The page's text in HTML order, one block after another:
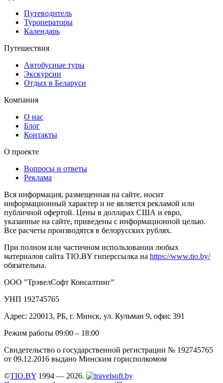
Путеводитель
Туроператоры
Календарь
Путешествия
Автобусные туры
Экскурсии
Отдых в Беларуси
Компания
О нас
Блог
Контакты
О проекте
Вопросы и ответы
Реклама
Вся информация, размещенная на сайте, носит
информационный характер и не является рекламой или
публичной офертой. Цены в долларах США и евро,
указанные на сайте, приведены с информационной целью.
Все расчеты производятся в белорусских рублях.
При полном или частичном использовании любых
материалов сайта TIO.BY гиперссылка на https://www.tio.by/
обязательна.
ООО "ТрэвелСофт Консалтинг"
УНП 192745765
Адрес: 220013, РБ, г. Минск, ул. Кульман 9, офис 391
Режим работы 09:00 – 18:00
Свидетельство о государственной регистрации № 192745765
от 09.12.2016 выдано Минским горисполкомом
©TIO.BY 1994 — 2026.